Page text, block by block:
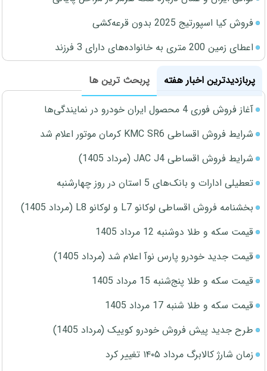
فروش کیا اسپورتیج 2025 بدون قرعه‌کشی
اعطای زمین 200 متری به خانواده‌های دارای 3 فرزند
پربازدیدترین اخبار هفته
پربحث ترین ها
آغاز فروش فوری 4 محصول ایران خودرو در نمایندگی‌ها
شرایط فروش اقساطی KMC SR6 کرمان موتور اعلام شد
شرایط فروش اقساطی JAC J4 (مرداد 1405)
تعطیلی ادارات و بانک‌های 5 استان در روز چهارشنبه
بخشنامه فروش اقساطی لوکانو L7 و لوکانو L8 (مرداد 1405)
قیمت سکه و طلا دوشنبه 12 مرداد 1405
قیمت جدید خودرو پارس نوآ اعلام شد (مرداد 1405)
قیمت سکه و طلا پنج‌شنبه 15 مرداد 1405
قیمت سکه و طلا شنبه 17 مرداد 1405
طرح جدید پیش فروش خودرو کوییک (مرداد 1405)
زمان شارژ کالابرگ مرداد ۱۴۰۵ تغییر کرد